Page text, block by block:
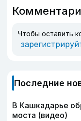
Чтобы оставить
Последние
В Кашкадарье
моста (видео)